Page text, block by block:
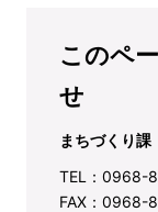
このペ
せ
まちづくり課
TEL：0968-
FAX：0968-